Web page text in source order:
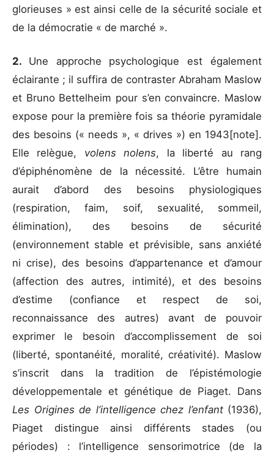
glorieuses » est ainsi celle de la sécurité sociale et
de la démocratie « de marché ».
2. Une approche psychologique est également
éclairante ; il suffira de contraster Abraham Maslow
et Bruno Bettelheim pour s’en convaincre. Maslow
expose pour la première fois sa théorie pyramidale
des besoins (« needs », « drives ») en 1943[note].
Elle relègue, volens nolens, la liberté au rang
d’épiphénomène de la nécessité. L’être humain
aurait d’abord des besoins physiologiques
(respiration, faim, soif, sexualité, sommeil,
élimination), des besoins de sécurité
(environnement stable et prévisible, sans anxiété
ni crise), des besoins d’appartenance et d’amour
(affection des autres, intimité), et des besoins
d’estime (confiance et respect de soi,
reconnaissance des autres) avant de pouvoir
exprimer le besoin d’accomplissement de soi
(liberté, spontanéité, moralité, créativité). Maslow
s’inscrit dans la tradition de l’épistémologie
développementale et génétique de Piaget. Dans
Les Origines de l’intelligence chez l’enfant (1936),
Piaget distingue ainsi différents stades (ou
périodes) : l’intelligence sensorimotrice (de la